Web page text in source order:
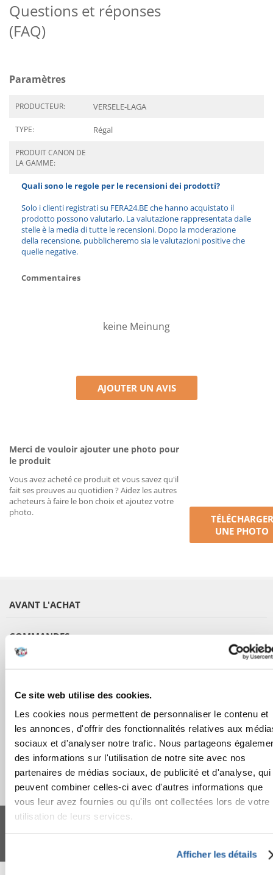
Ce site web utilise des cookies.
Les cookies nous permettent de personnaliser le contenu et
les annonces, d'offrir des fonctionnalités relatives aux
sociaux et d'analyser notre trafic. Nous partageons
des informations sur l'utilisation de notre site avec nos
partenaires de médias sociaux, de publicité et d'analyse, qui
peuvent combiner celles-ci avec d'autres informations que
vous leur avez fournies ou qu'ils ont collectées lors de votre
utilisation de leurs services.
Afficher les détails
Questions et réponses
(FAQ)
Paramètres
PRODUCTEUR: VERSELE-LAGA
TYPE: Régal
PRODUIT CANON DE
LA GAMME:
Quali sono le regole per le recensioni dei prodotti?
Solo i clienti registrati su FERA24.BE che hanno acquistato il
prodotto possono valutarlo. La valutazione rappresentata dalle
stelle è la media di tutte le recensioni. Dopo la moderazione
della recensione, pubblicheremo sia le valutazioni positive che
quelle negative.
Commentaires
keine Meinung
AJOUTER UN AVIS
Merci de vouloir ajouter une photo pour
le produit
Vous avez acheté ce produit et vous savez qu'il
fait ses preuves au quotidien ? Aidez les autres
acheteurs à faire le bon choix et ajoutez votre
photo.
TÉLÉCHARGER
UNE PHOTO
AVANT L'ACHAT
COMMANDES
APPRENEZ À NOUS CONNAÎTRE
FERA 24 UG Sede legale: Blankenfelder Dorfstraße 94 15827 Blankenfelde-
Mahlow (Germania) - P.IVA DE317667035
© 2024-2026 FERA 24 UG.